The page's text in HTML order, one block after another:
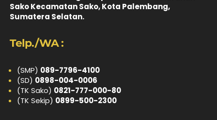
Sako Kecamatan Sako, Kota Palembang,
Sumatera Selatan.
Telp./WA :
(SMP) 089-7796-4100
(SD) 0898-004-0006
(TK Sako) 0821-777-000-80
(TK Sekip) 0899-500-2300